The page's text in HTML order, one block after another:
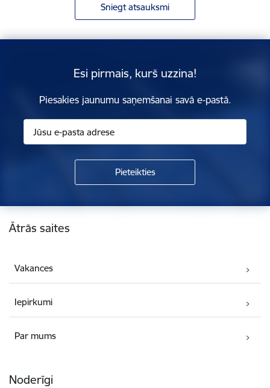
Sniegt atsauksmi
Esi pirmais, kurš uzzina!
Piesakies jaunumu saņemšanai savā e-pastā.
Kājene
Ātrās saites
Vakances
Iepirkumi
Par mums
Noderīgi